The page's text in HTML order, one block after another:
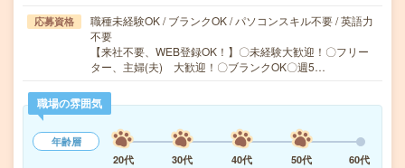
応募資格
職種未経験OK / ブランクOK / パソコンスキル不要 / 英語力
不要
【来社不要、WEB登録OK！】〇未経験大歓迎！〇フリー
ター、主婦(夫) 大歓迎！〇ブランクOK〇週5…
職場の雰囲気
年齢層
20代
30代 40代 50代 60代